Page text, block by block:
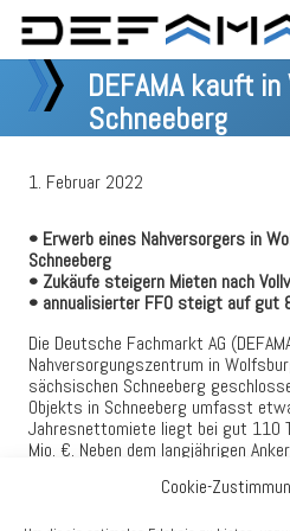
Cookie-
DEFAMA kauft
Schneeberg
1. Februar 2022
• Erwerb eines Nahversorgers in
Schneeberg
• Zukäufe steigern Mieten nach
• annualisierter FFO steigt auf gut
Die Deutsche Fachmarkt AG
Nahversorgungszentrum in
sächsischen Schneeberg
Objekts in Schneeberg umfasst
Jahresnettomiete liegt bei gut 110
Mio. €. Neben dem langjährigen
erbauten Objekt vertreten.